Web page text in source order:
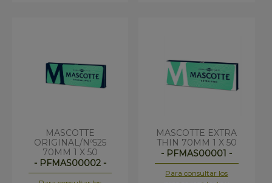
MASCOTTE
ORIGINAL/Nº525
70MM 1 X 50
- PFMAS00002 -
MASCOTTE EXTRA
THIN 70MM 1 X 50
- PFMAS00001 -
Para consultar los